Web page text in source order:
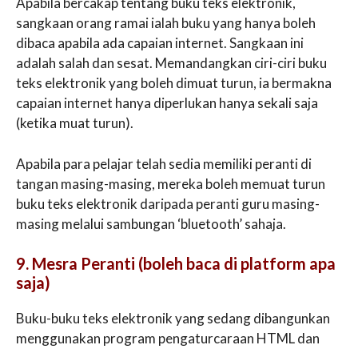
sangkaan orang ramai ialah buku yang hanya boleh
dibaca apabila ada capaian internet. Sangkaan ini
adalah salah dan sesat. Memandangkan ciri-ciri buku
teks elektronik yang boleh dimuat turun, ia bermakna
capaian internet hanya diperlukan hanya sekali saja
(ketika muat turun).
Apabila para pelajar telah sedia memiliki peranti di
tangan masing-masing, mereka boleh memuat turun
buku teks elektronik daripada peranti guru masing-
masing melalui sambungan ‘bluetooth’ sahaja.
9. Mesra Peranti (boleh baca di platform apa
saja)
Buku-buku teks elektronik yang sedang dibangunkan
menggunakan program pengaturcaraan HTML dan